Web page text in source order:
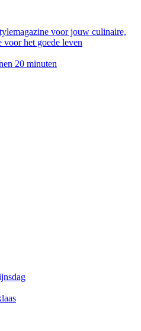
voor jouw culinaire,
het goede leven
20 minuten